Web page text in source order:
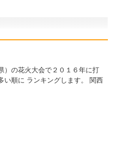
）の花火大会で２０１６年に打
い順に ランキングします。 関西